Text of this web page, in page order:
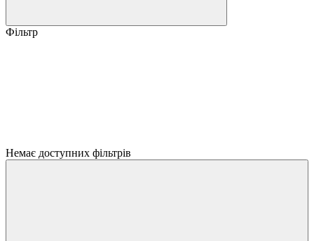
Фільтр
Немає доступних фільтрів